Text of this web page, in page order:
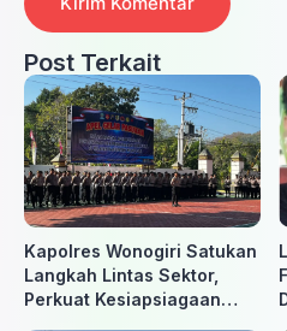
Post Terkait
Kapolres Wonogiri Satukan
Langkah Lintas Sektor,
Perkuat Kesiapsiagaan